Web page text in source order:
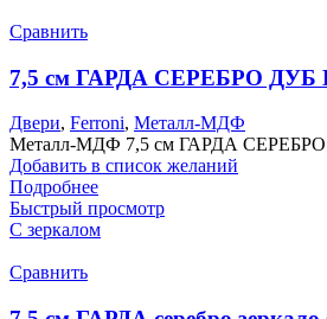
Сравнить
7,5 см ГАРДА СЕРЕБРО
Двери, Ferroni, Металл-МДФ
Металл-МДФ 7,5 см ГАРДА
Добавить в список желаний
Подробнее
Быстрый просмотр
С зеркалом
Сравнить